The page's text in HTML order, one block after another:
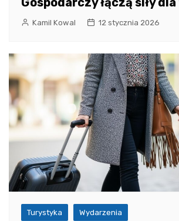
Kamil Kowal 12 stycznia 2026
Turystyka Wydarzenia